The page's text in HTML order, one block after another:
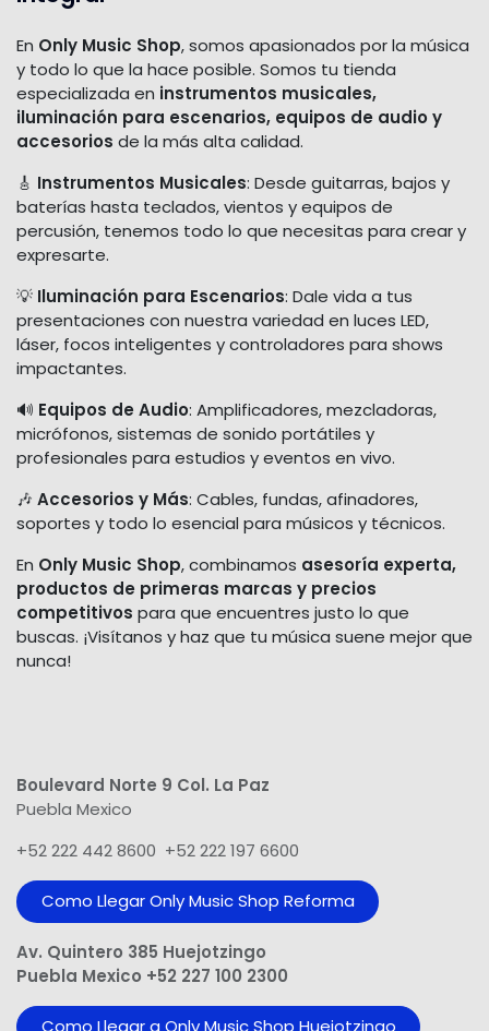
En Only Music Shop, somos apasionados por la música
y todo lo que la hace posible. Somos tu tienda
especializada en instrumentos musicales,
iluminación para escenarios, equipos de audio y
accesorios de la más alta calidad.
🎸 Instrumentos Musicales: Desde guitarras, bajos y
baterías hasta teclados, vientos y equipos de
percusión, tenemos todo lo que necesitas para crear y
expresarte.
💡 Iluminación para Escenarios: Dale vida a tus
presentaciones con nuestra variedad en luces LED,
láser, focos inteligentes y controladores para shows
impactantes.
🔊 Equipos de Audio: Amplificadores, mezcladoras,
micrófonos, sistemas de sonido portátiles y
profesionales para estudios y eventos en vivo.
🎶 Accesorios y Más: Cables, fundas, afinadores,
soportes y todo lo esencial para músicos y técnicos.
En Only Music Shop, combinamos asesoría experta,
productos de primeras marcas y precios
competitivos para que encuentres justo lo que
buscas. ¡Visítanos y haz que tu música suene mejor que
nunca!
Boulevard Norte 9 Col. La Paz
Puebla Mexico
+52 222 442 8600 +52 222 197 6600
Como Llegar Only Music Shop​ Reforma
Av. Quintero 385 Huejotzingo
Puebla Mexico +52 227 100 2300
Como Llegar a Only Music Shop Huejotzingo